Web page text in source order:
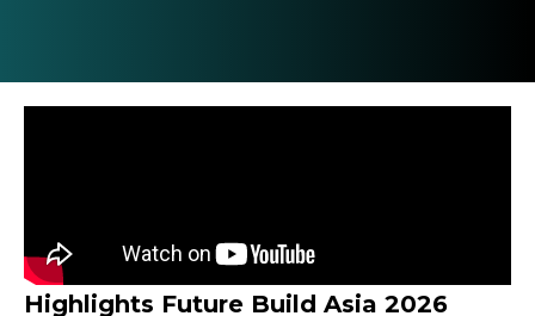
Highlights Future Build Asia 2026